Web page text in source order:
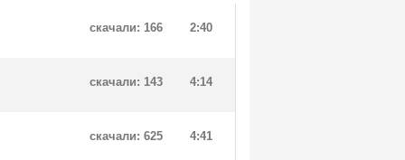
2:40
скачали: 166
4:14
скачали: 143
4:41
скачали: 625